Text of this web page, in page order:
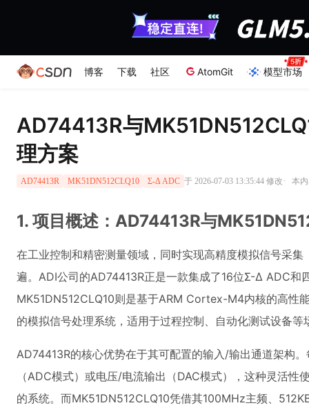
博客 下载 社区 AtomGit 模型市场
AD74413R与
理方案
AD74413R MK51DN512CLQ10 Σ-Δ ADC 于 2026-07-03 13:35:44 修改· 本
1. 项目概述：AD74413R与
在工业控制和精密测量领域，同时实现高精度模拟信号采
遍。ADI公司的AD74413R正是一款集成了16位Σ-Δ ADC和
MK51DN512CLQ10则是基于ARM Cortex-M4内核的高性
的模拟信号处理系统，适用于过程控制、自动化测试设备等
AD74413R的核心优势在于其可配置的输入/输出通道架构
（ADC模式）或电压/电流输出（DAC模式），这种灵活性
的系统。而MK51DN512CLQ10凭借其100MHz主频、